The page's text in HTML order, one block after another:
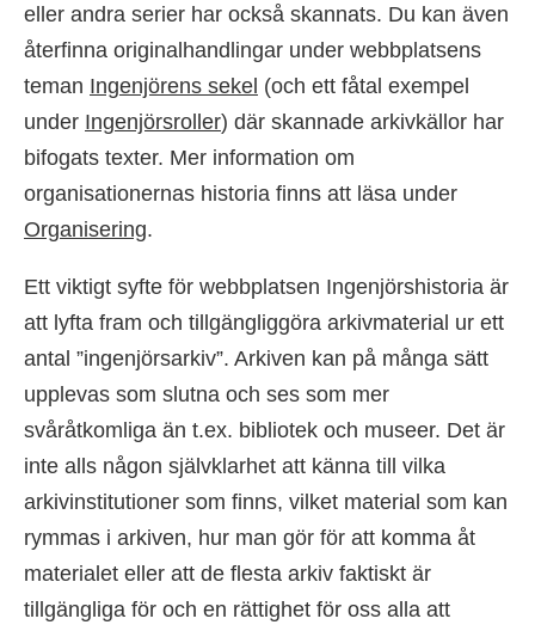
eller andra serier har också skannats. Du kan även
återfinna originalhandlingar under webbplatsens
teman Ingenjörens sekel (och ett fåtal exempel
under Ingenjörsroller) där skannade arkivkällor har
bifogats texter. Mer information om
organisationernas historia finns att läsa under
Organisering.
Ett viktigt syfte för webbplatsen Ingenjörshistoria är
att lyfta fram och tillgängliggöra arkivmaterial ur ett
antal ”ingenjörsarkiv”. Arkiven kan på många sätt
upplevas som slutna och ses som mer
svåråtkomliga än t.ex. bibliotek och museer. Det är
inte alls någon självklarhet att känna till vilka
arkivinstitutioner som finns, vilket material som kan
rymmas i arkiven, hur man gör för att komma åt
materialet eller att de flesta arkiv faktiskt är
tillgängliga för och en rättighet för oss alla att